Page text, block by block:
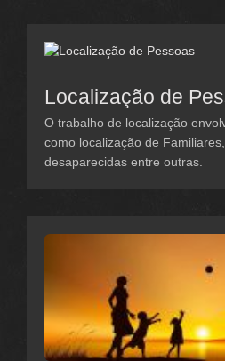
Localização de
O trabalho de localização
como localização de
desaparecidas entre outras.